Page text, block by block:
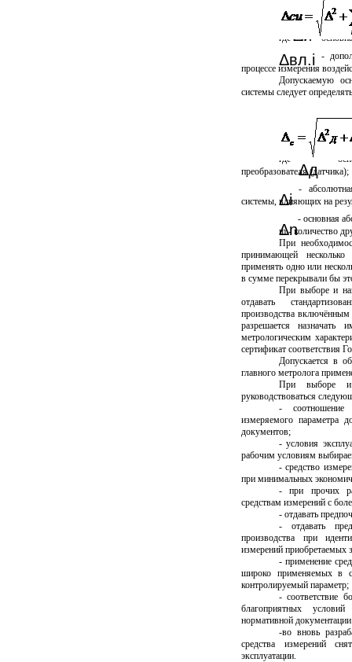
где Δи -
Δвл.i -
процессе измерения
Допускаемую
системы следует
где
Δд
-
преобразователя (датчика);
Δi
-
системы, влияющих на
Δn
- основная
m- количество
При
принимающей несколько
применять одно или
в сумме перекрывали бы
При выборе и
отдавать
производства включённым
разрешается назначать
метрологическим
сертификат соответствия
Допускается в
главного метролога
При выборе и
руководствоваться
- соотношение
измеряемого параметра
документов;
- условия
рабочим условиям
- средство
при минимальных
- при прочих
средствам измерений с
- отдавать
- отдавать
производства при
измерений приобретаемых
- применение
широко применяемых в
контролируемый параметр;
- соответствие
благоприятных
нормативной
-во вновь
средства измерений
эксплуатации.